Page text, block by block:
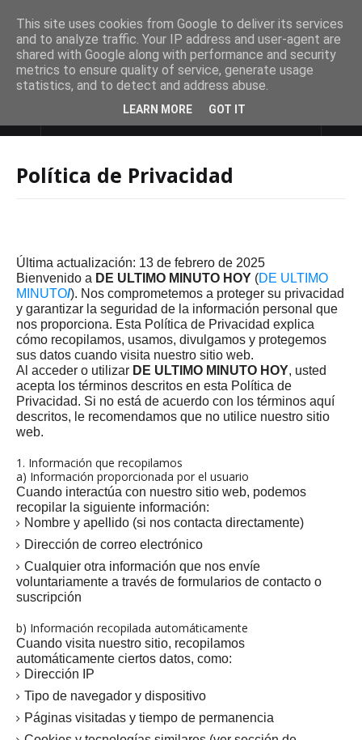
DE ULTIMO MINUTO
Política de Privacidad
Última actualización: 13 de febrero de 2025
Bienvenido a DE ULTIMO MINUTO HOY (DE ULTIMO
MINUTO/). Nos comprometemos a proteger su privacidad
y garantizar la seguridad de la información personal que
nos proporciona. Esta Política de Privacidad explica
cómo recopilamos, usamos, divulgamos y protegemos
sus datos cuando visita nuestro sitio web.
Al acceder o utilizar DE ULTIMO MINUTO HOY, usted
acepta los términos descritos en esta Política de
Privacidad. Si no está de acuerdo con los términos aquí
descritos, le recomendamos que no utilice nuestro sitio
web.
1. Información que recopilamos
a) Información proporcionada por el usuario
Cuando interactúa con nuestro sitio web, podemos
recopilar la siguiente información:
Nombre y apellido (si nos contacta directamente)
Dirección de correo electrónico
Cualquier otra información que nos envíe
voluntariamente a través de formularios de contacto o
suscripción
b) Información recopilada automáticamente
Cuando visita nuestro sitio, recopilamos
automáticamente ciertos datos, como:
Dirección IP
Tipo de navegador y dispositivo
Páginas visitadas y tiempo de permanencia
This site uses cookies from Google to deliver its services
and to analyze traffic. Your IP address and user-agent are
shared with Google along with performance and security
metrics to ensure quality of service, generate usage
statistics, and to detect and address abuse.
LEARN MORE GOT IT